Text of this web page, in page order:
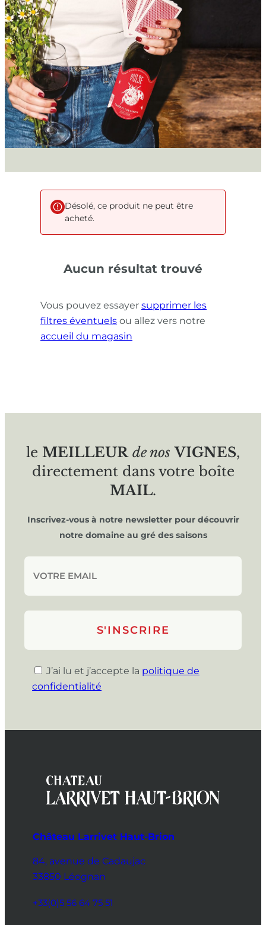
Désolé, ce produit ne peut être
acheté.
Aucun résultat trouvé
Vous pouvez essayer supprimer les
filtres éventuels ou allez vers notre
accueil du magasin
le MEILLEUR de nos VIGNES,
directement dans votre boîte
MAIL.
Inscrivez-vous à notre newsletter pour découvrir
notre domaine au gré des saisons
J’ai lu et j’accepte la politique de
confidentialité
Château Larrivet Haut-Brion
84, avenue de Cadaujac
33850 Léognan
+33(0)5 56 64 75 51